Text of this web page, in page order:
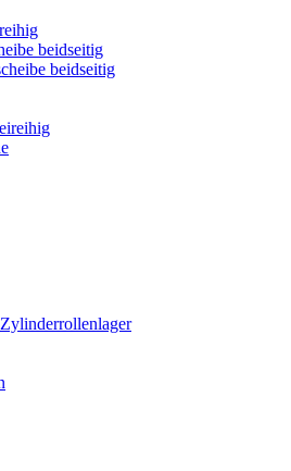
beidseitig
beidseitig